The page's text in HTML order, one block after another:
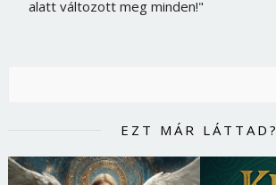
alatt változott meg minden!"
EZT MÁR LÁTTAD?
Jelszó